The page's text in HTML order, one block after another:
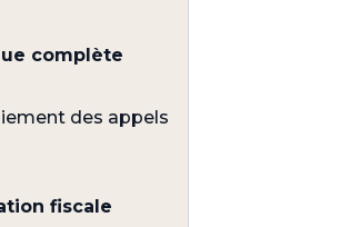
complète
des appels
fiscale